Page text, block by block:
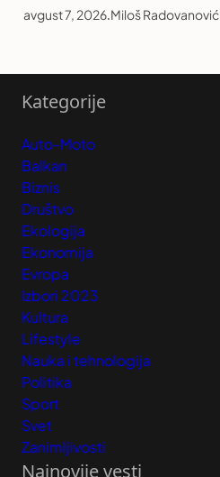
avgust 7, 2026.Miloš Radovanović
Kategorije
Auto-Moto
Balkan
Biznis
Društvo
Ekologija
Ekonomija
Evropa
Izbori 2023
Kultura
Lifestyle
Nauka i tehnologija
Politika
Sport
Svet
Zanimljivosti
Najnovije vesti